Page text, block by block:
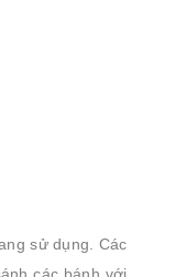
sử dụng. Các